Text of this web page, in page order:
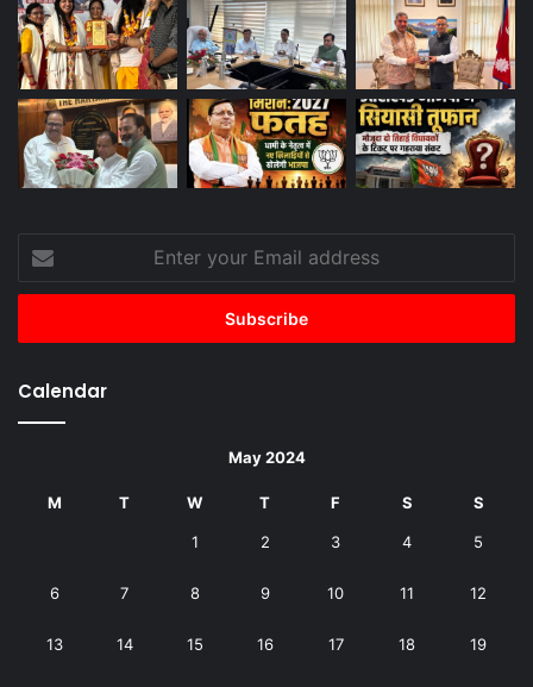
your
Email
Calendar
May 2024
M T W T F S S
1 2 3 4 5
6 7 8 9 10 11 12
13 14 15 16 17 18 19